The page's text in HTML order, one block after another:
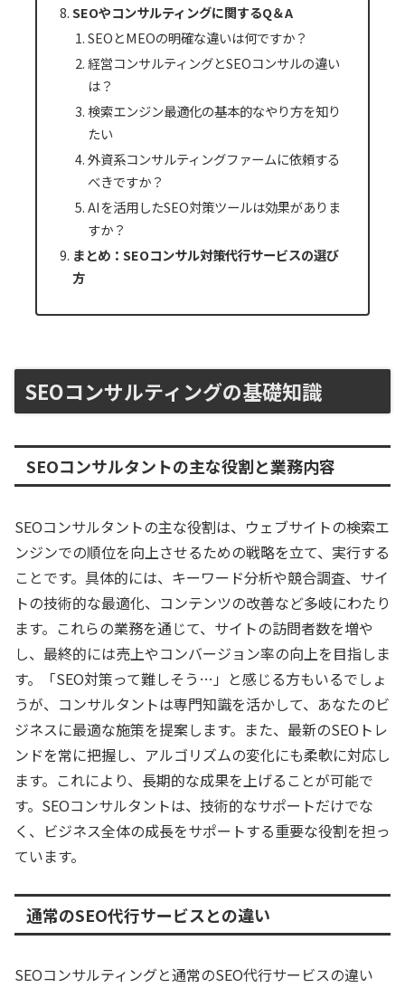
SEOやコンサルティングに関するQ＆A
SEOとMEOの明確な違いは何ですか？
経営コンサルティングとSEOコンサルの違い
は？
検索エンジン最適化の基本的なやり方を知り
たい
外資系コンサルティングファームに依頼する
べきですか？
AIを活用したSEO対策ツールは効果がありま
すか？
まとめ：SEOコンサル対策代行サービスの選び
方
SEOコンサルティングの基礎知識
SEOコンサルタントの主な役割と業務内容
SEOコンサルタントの主な役割は、ウェブサイトの検索エ
ンジンでの順位を向上させるための戦略を立て、実行する
ことです。具体的には、キーワード分析や競合調査、サイ
トの技術的な最適化、コンテンツの改善など多岐にわたり
ます。これらの業務を通じて、サイトの訪問者数を増や
し、最終的には売上やコンバージョン率の向上を目指しま
す。「SEO対策って難しそう…」と感じる方もいるでしょ
うが、コンサルタントは専門知識を活かして、あなたのビ
ジネスに最適な施策を提案します。また、最新のSEOトレ
ンドを常に把握し、アルゴリズムの変化にも柔軟に対応し
ます。これにより、長期的な成果を上げることが可能で
す。SEOコンサルタントは、技術的なサポートだけでな
く、ビジネス全体の成長をサポートする重要な役割を担っ
ています。
通常のSEO代行サービスとの違い
SEOコンサルティングと通常のSEO代行サービスの違い